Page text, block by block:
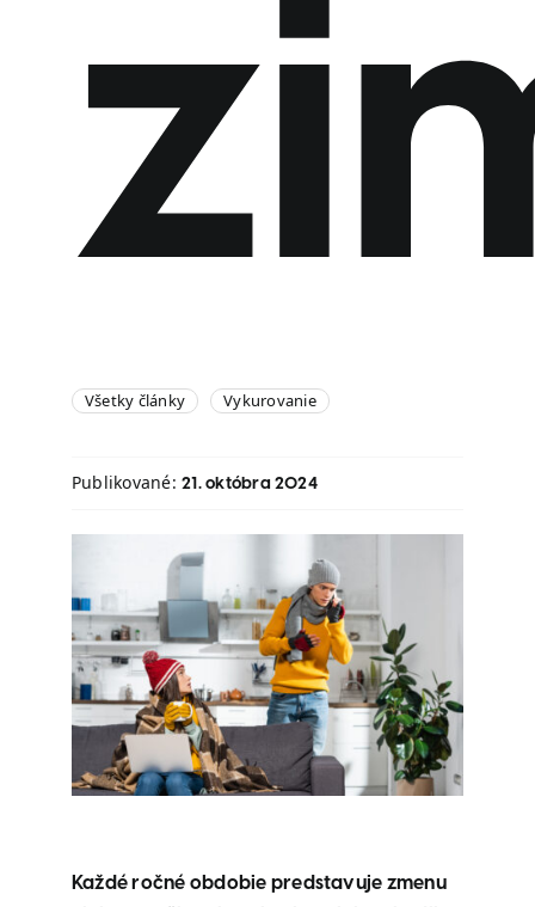
Všetky články Vykurovanie
Publikované:21. októbra 2024
Každé ročné obdobie predstavuje zmenu